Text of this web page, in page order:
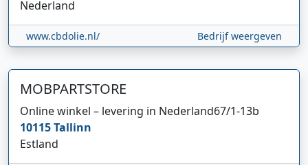
Nederland
www.cbdolie.nl/ Bedrijf weergeven
MOBPARTSTORE
Online winkel – levering in Nederland67/1-13b
10115Tallinn
Estland